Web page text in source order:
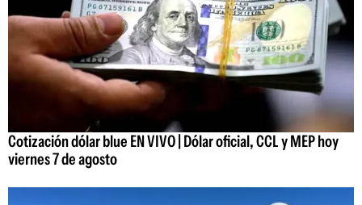
Cotización dólar blue EN VIVO | Dólar oficial, CCL y MEP hoy
viernes 7 de agosto